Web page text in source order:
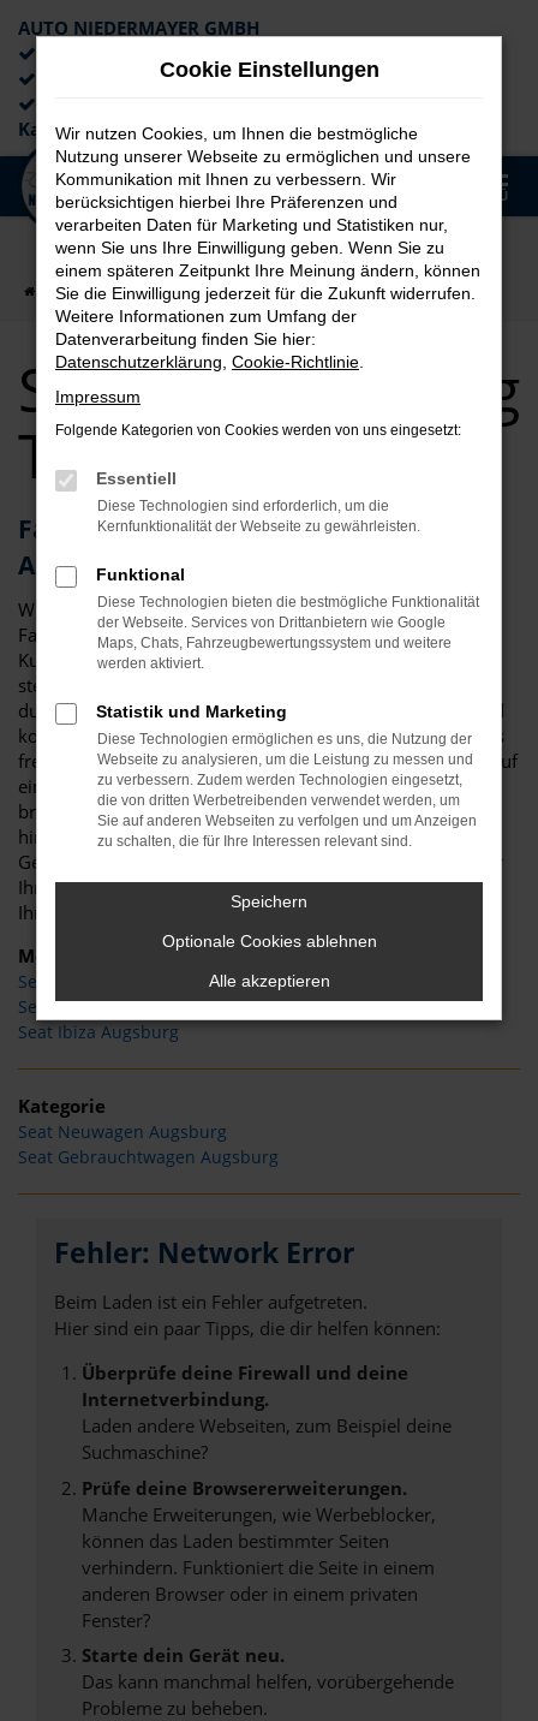
Zum
Hauptinhalt
springen
AUTO NIEDERMAYER GMBH
Lieferung an die Haustür
Kaufabwicklung
MENÜ
Startseite Augsburg Seat für Augsburg Top Angebote
Seat für Augsburg
Top Angebote
Fahrzeuge von Seat – perfekt für
Augsburg und Umgebung
Wir von Niedermayer verstehen uns als Experten für die
Fahrzeuge von Seat und sind natürlich auch für unsere
Kundinnen und Kunden aus Augsburg da. Im Vordergrund
steht bei uns die enge Bindung zu unseren Kunden, die
durch die einzigartige Qualität von Seat sowie die faire und
kompetente Beratung erreicht wird. Zudem wurden wir als
freies Autohaus mehrfach ausgezeichnet. Freuen Sie sich auf
eine Fülle an Fahrzeugen von Seat in Augsburg und eine
breite Palette, die vom Neuwagen über Tageszulassung bis
hin zu Jahreswagen und erstklassig gepflegten
Gebrauchtwagen reicht. Dank unserer Werkstatt bieten wir
Ihnen zudem jede Menge Sonderdienstleistungen rund um
Ihren Seat in Augsburg. Auf uns ist Verlass.
Modelle
Seat Arona Augsburg
Seat Ateca Augsburg
Seat Ibiza Augsburg
Kategorie
Seat Neuwagen Augsburg
Seat Gebrauchtwagen Augsburg
Fehler: Network Error
Beim Laden ist ein Fehler aufgetreten.
Hier sind ein paar Tipps, die dir helfen können:
Überprüfe deine Firewall und deine
Internetverbindung.
Laden andere Webseiten, zum Beispiel deine
Suchmaschine?
Prüfe deine Browsererweiterungen.
Manche Erweiterungen, wie Werbeblocker,
können das Laden bestimmter Seiten
verhindern. Funktioniert die Seite in einem
anderen Browser oder in einem privaten
Fenster?
Starte dein Gerät neu.
Das kann manchmal helfen, vorübergehende
Probleme zu beheben.
Cookie Einstellungen
Wir nutzen Cookies, um Ihnen die bestmögliche
Nutzung unserer Webseite zu ermöglichen und unsere
Kommunikation mit Ihnen zu verbessern. Wir
berücksichtigen hierbei Ihre Präferenzen und
verarbeiten Daten für Marketing und Statistiken nur,
wenn Sie uns Ihre Einwilligung geben. Wenn Sie zu
einem späteren Zeitpunkt Ihre Meinung ändern, können
Sie die Einwilligung jederzeit für die Zukunft widerrufen.
Weitere Informationen zum Umfang der
Datenverarbeitung finden Sie hier:
Datenschutzerklärung Cookie-Richtlinie
Impressum
Folgende Kategorien von Cookies werden von uns eingesetzt:
Essentiell
Diese Technologien sind erforderlich, um die
Kernfunktionalität der Webseite zu gewährleisten.
Funktional
Diese Technologien bieten die bestmögliche Funktionalität
der Webseite. Services von Drittanbietern wie Google
Maps, Chats, Fahrzeugbewertungssystem und weitere
werden aktiviert.
Statistik und Marketing
Diese Technologien ermöglichen es uns, die Nutzung der
Webseite zu analysieren, um die Leistung zu messen und
zu verbessern. Zudem werden Technologien eingesetzt,
die von dritten Werbetreibenden verwendet werden, um
Sie auf anderen Webseiten zu verfolgen und um Anzeigen
zu schalten, die für Ihre Interessen relevant sind.
Speichern
Optionale Cookies ablehnen
Alle akzeptieren